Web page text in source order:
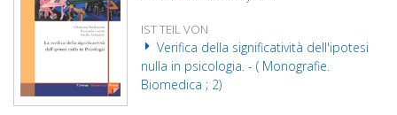
IST TEIL VON
Verifica della significatività dell'ipotesi
nulla in psicologia. - ( Monografie.
Biomedica ; 2)